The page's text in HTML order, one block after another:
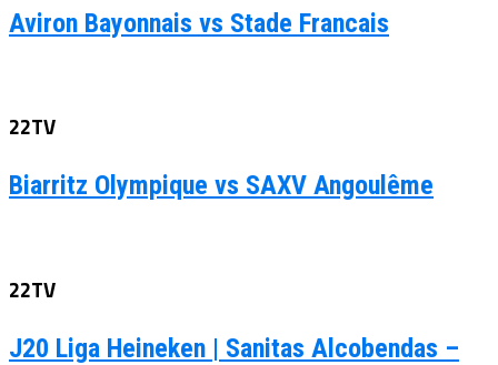
Aviron Bayonnais vs Stade Francais
22TV
Biarritz Olympique vs SAXV Angoulême
22TV
J20 Liga Heineken | Sanitas Alcobendas –